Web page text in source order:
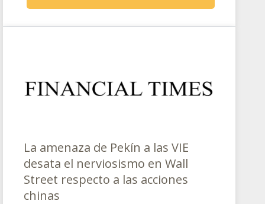
La amenaza de Pekín a las VIE
desata el nerviosismo en Wall
Street respecto a las acciones
chinas